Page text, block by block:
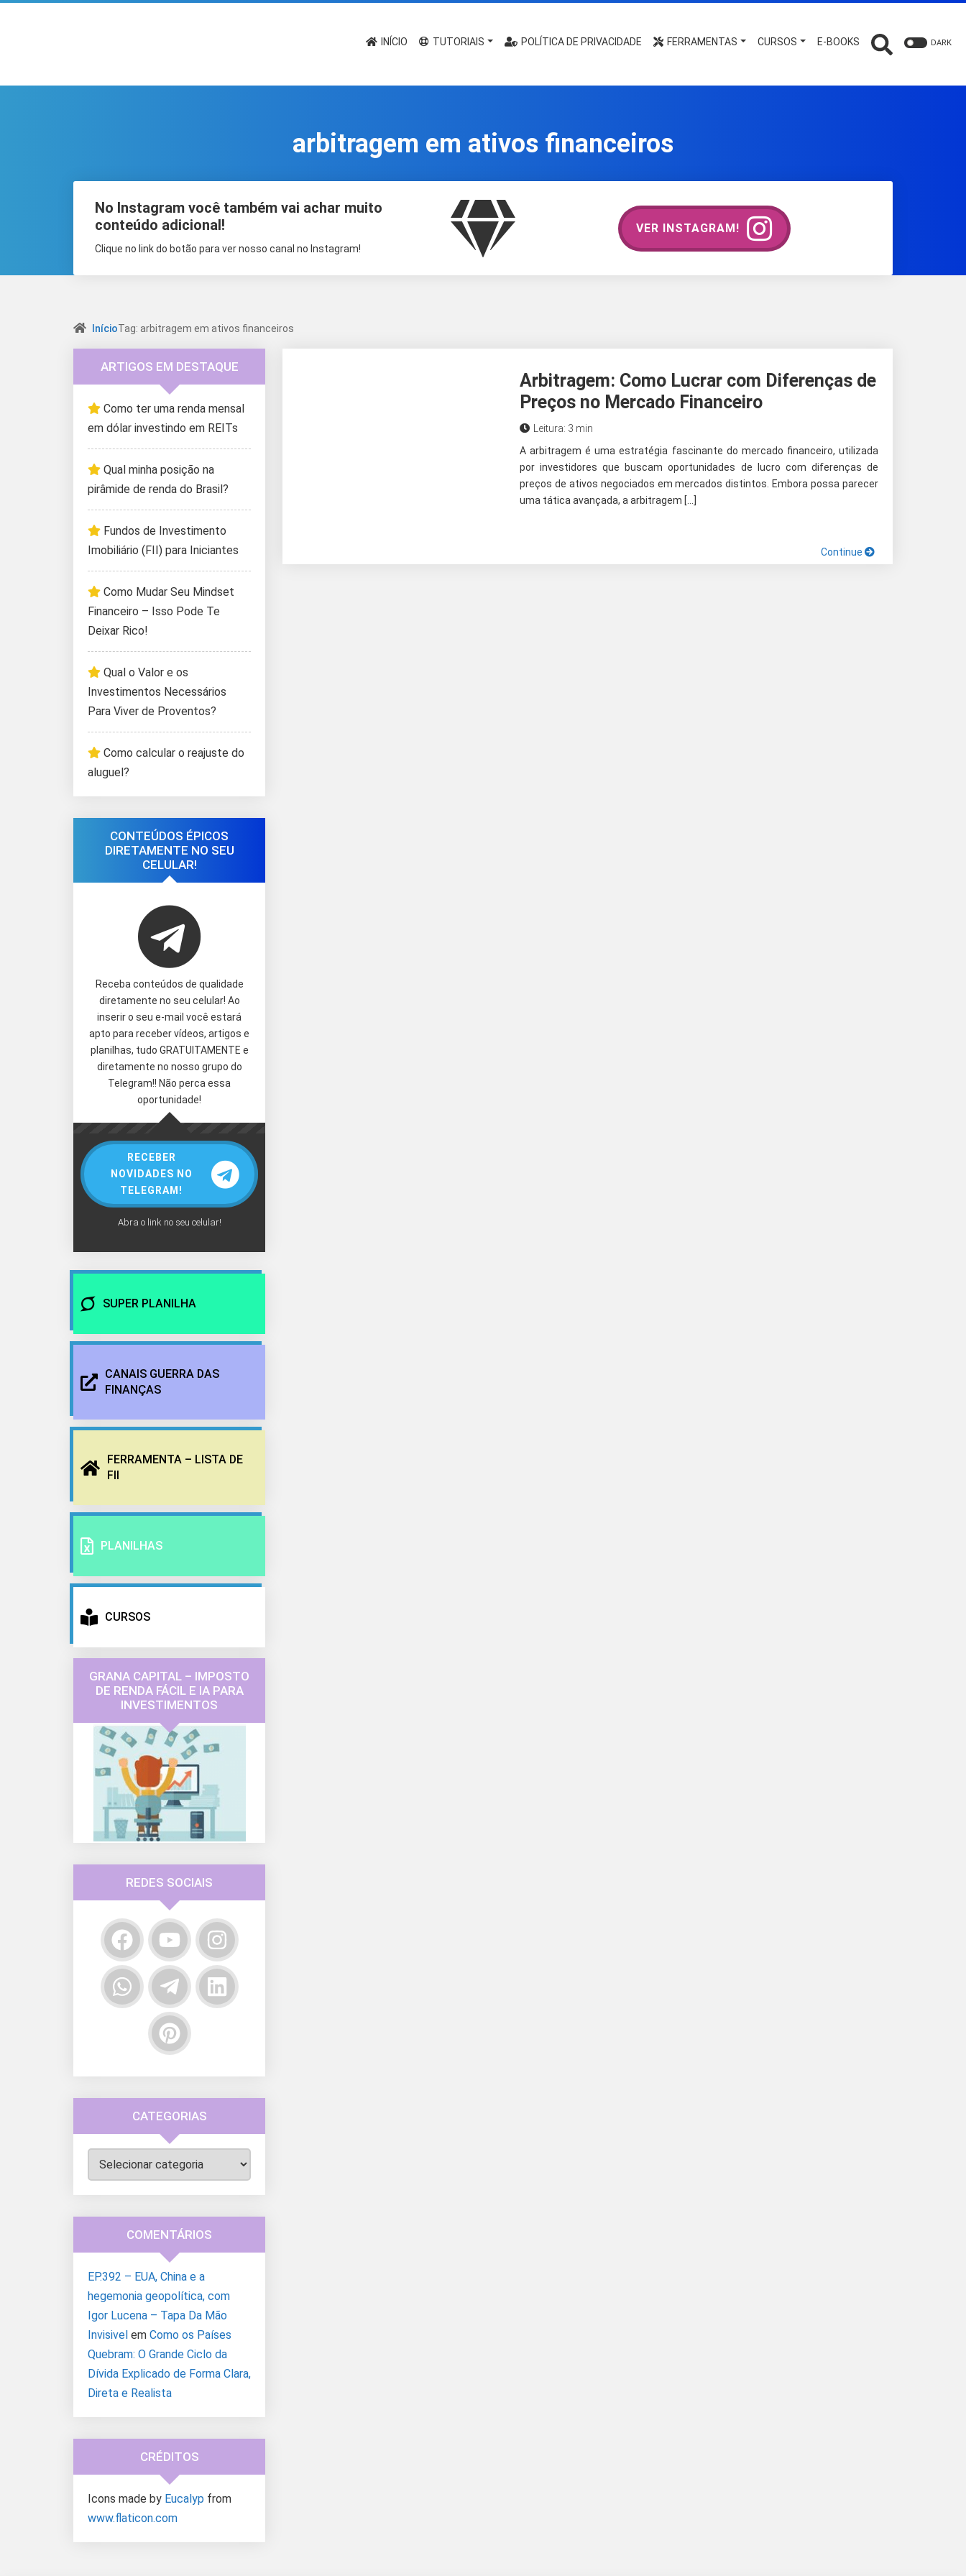
INÍCIO TUTORIAIS POLÍTICA DE PRIVACIDADE FERRAMENTAS CURSOS E-BOOKS DARK
arbitragem em ativos financeiros
No Instagram você também vai achar muito
conteúdo adicional!
Clique no link do botão para ver nosso canal no Instagram!
VER INSTAGRAM!
InícioTag: arbitragem em ativos financeiros
Arbitragem: Como Lucrar com Diferenças de
Preços no Mercado Financeiro
Leitura: 3 min
A arbitragem é uma estratégia fascinante do mercado financeiro, utilizada
por investidores que buscam oportunidades de lucro com diferenças de
preços de ativos negociados em mercados distintos. Embora possa parecer
uma tática avançada, a arbitragem […]
Continue
ARTIGOS EM DESTAQUE
Como ter uma renda mensal
em dólar investindo em REITs
Qual minha posição na
pirâmide de renda do Brasil?
Fundos de Investimento
Imobiliário (FII) para Iniciantes
Como Mudar Seu Mindset
Financeiro – Isso Pode Te
Deixar Rico!
Qual o Valor e os
Investimentos Necessários
Para Viver de Proventos?
Como calcular o reajuste do
aluguel?
CONTEÚDOS ÉPICOS
DIRETAMENTE NO SEU
CELULAR!
Receba conteúdos de qualidade
diretamente no seu celular! Ao
inserir o seu e-mail você estará
apto para receber vídeos, artigos e
planilhas, tudo GRATUITAMENTE e
diretamente no nosso grupo do
Telegram!! Não perca essa
oportunidade!
RECEBER
NOVIDADES NO
TELEGRAM!
Abra o link no seu celular!
SUPER PLANILHA
CANAIS GUERRA DAS
FINANÇAS
FERRAMENTA – LISTA DE
FII
PLANILHAS
CURSOS
GRANA CAPITAL – IMPOSTO
DE RENDA FÁCIL E IA PARA
INVESTIMENTOS
REDES SOCIAIS
CATEGORIAS
Categorias
COMENTÁRIOS
EP.392 – EUA, China e a
hegemonia geopolítica, com
Igor Lucena – Tapa Da Mão
Invisivel em Como os Países
Quebram: O Grande Ciclo da
Dívida Explicado de Forma Clara,
Direta e Realista
CRÉDITOS
Icons made by Eucalyp from
www.flaticon.com